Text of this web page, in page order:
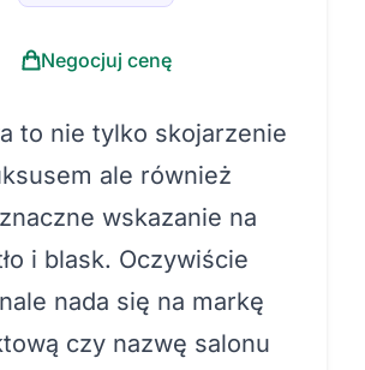
Negocjuj cenę
to nie tylko skojarzenie
ale również
wskazanie na
i blask. Oczywiście
nada się na markę
czy nazwę salonu